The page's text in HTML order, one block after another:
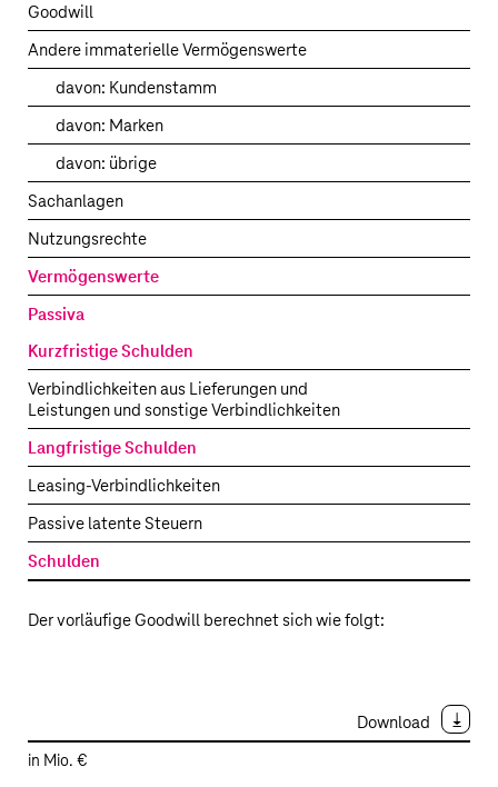
und
Schulden
Goodwill
Andere immaterielle Vermögenswerte
davon: Kundenstamm
davon: Marken
davon: übrige
Sachanlagen
Nutzungsrechte
Vermögenswerte
Passiva
Kurzfristige Schulden
Verbindlichkeiten aus Lieferungen und
Leistungen und sonstige Verbindlichkeiten
Langfristige Schulden
Leasing-Verbindlichkeiten
Passive latente Steuern
Schulden
Der vorläufige Goodwill berechnet sich wie folgt:
Download
in Mio. €